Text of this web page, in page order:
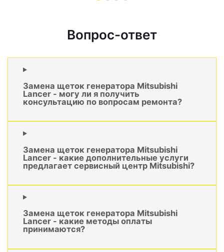
Вопрос-ответ
Замена щеток генератора Mitsubishi
Lancer - могу ли я получить
консультацию по вопросам ремонта?
Замена щеток генератора Mitsubishi
Lancer - какие дополнительные услуги
предлагает сервисный центр Mitsubishi?
Замена щеток генератора Mitsubishi
Lancer - какие методы оплаты
принимаются?